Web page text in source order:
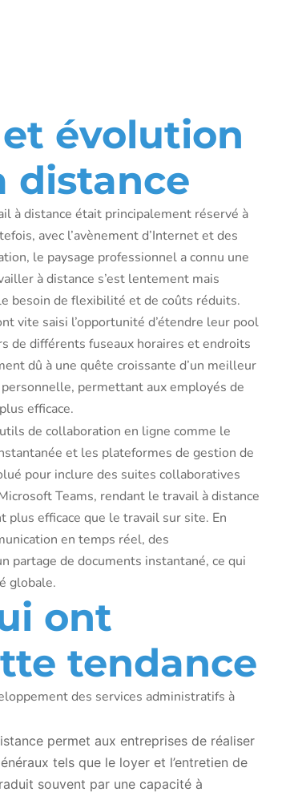
évolution
distance
à distance était principalement réservé à
avec l’avènement d’Internet et des
le paysage professionnel a connu une
à distance s’est lentement mais
besoin de flexibilité et de coûts réduits.
vite saisi l’opportunité d’étendre leur pool
de différents fuseaux horaires et endroits
dû à une quête croissante d’un meilleur
permettant aux employés de
efficace.
de collaboration en ligne comme le
et les plateformes de gestion de
pour inclure des suites collaboratives
Teams, rendant le travail à distance
efficace que le travail sur site. En
en temps réel, des
partage de documents instantané, ce qui
globale.
ont
tendance
des services administratifs à
permet aux entreprises de réaliser
tels que le loyer et l’entretien de
souvent par une capacité à